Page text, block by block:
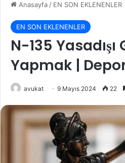
Anasayfa / EN SON EKLENENLER
EN SON EKLENENLER
N-135 Yasadışı
Yapmak |
avukat 9 Mayıs 2024 22